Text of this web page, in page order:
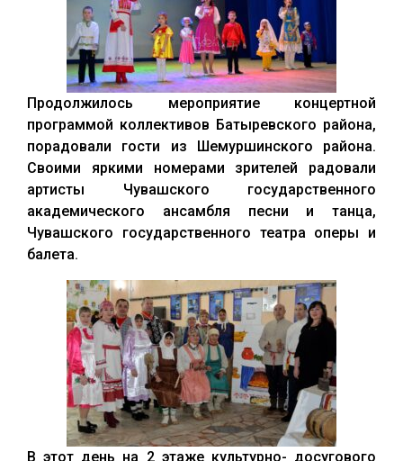
Продолжилось мероприятие концертной
программой коллективов Батыревского района,
порадовали гости из Шемуршинского района.
Своими яркими номерами зрителей радовали
артисты Чувашского государственного
академического ансамбля песни и танца,
Чувашского государственного театра оперы и
балета.
В этот день на 2 этаже культурно- досугового